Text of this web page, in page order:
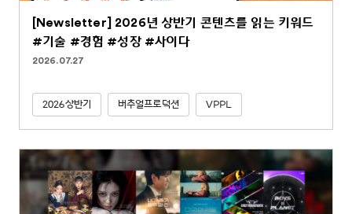
[Newsletter] 2026년 상반기 콘텐츠를 읽는 키워드
#기술 #경험 #성장 #사이다
2026.07.27
2026상반기 버추얼프로덕션 VPPL